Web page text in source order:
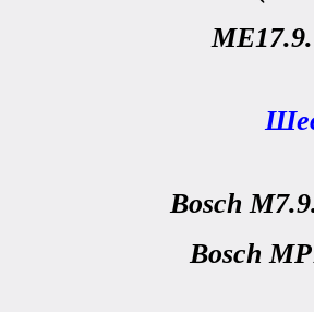
Bosch
Bosch